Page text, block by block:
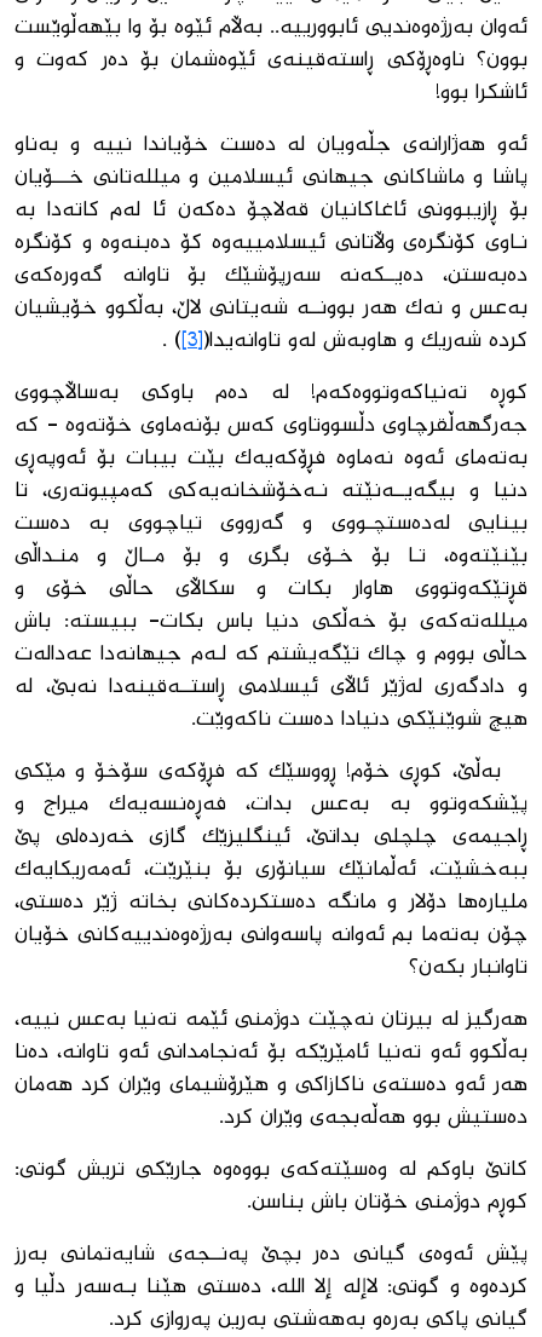
ئه‌وان به‌رژه‌وه‌ندیى ئابوورییه‌.. به‌ڵام ئێوه‌ بۆ وا بێهه‌ڵوێست
بوون؟ ناوه‌ڕۆكى ڕاسته‌قینه‌ى ئێوه‌شمان بۆ ده‌ر كه‌وت و
ئاشكرا بوو!
ئه‌و هه‌ژارانه‌ى جڵه‌ویان له ‌ده‌ست خۆیاندا نییه‌ و به‌ناو
پاشا و ماشاكانى جیهانى ئیسلامین و میلله‌تانى خـــۆیان
بۆ ڕازیبوونى ئاغاكانیان قه‌لاچۆ ده‌كه‌ن ئا له‌م كاته‌دا به
‌نـاوى كۆنگره‌ى وڵاتانى ئیسلامییه‌وه‌ كۆ ده‌بنه‌وه‌ و كۆنگره‌
ده‌به‌ستن، ده‌یــكه‌نه‌ سه‌رپۆشێك بۆ تاوانه‌ گه‌وره‌كه‌ى
به‌عس و نه‌ك هه‌ر بوونــه‌ شه‌یتانى لاڵ، به‌ڵكوو خۆیشیان
كرده‌ شه‌ریك و هاوبه‌ش له‌و تاوانه‌یدا([3]
) .
كوڕه‌ ته‌نیاكه‌وتووه‌كه‌م! له ‌ده‌م باوكى به‌ساڵاچووى
جه‌رگهه‌ڵقرچاوى دڵسووتاوى كه‌س بۆنه‌ماوى خۆته‌وه‌ - كه
‌به‌ته‌ماى ئه‌وه‌ نه‌ماوه‌ فڕۆكه‌یه‌ك بێت بیبات بۆ ئه‌وپه‌ڕى
دنیا و بیگه‌یــه‌نێته‌ نـه‌خۆشخانه‌یه‌كى كه‌مپیوته‌رى، تا
بینایى له‌ده‌ستچـووى و گه‌رووى تیاچووى به‌ ده‌ست
بێنێته‌وه‌، تـا بۆ خـۆى بگرى و بۆ مــاڵ و منـداڵى
قڕتێكه‌وتووى هاوار بكات و سكاڵاى حاڵى خۆى و
میلله‌ته‌كه‌ى بۆ خه‌ڵكى دنیا باس بكات- ببیسته‌: باش
حاڵى بووم و چاك تێگه‌یشتم كه‌ لـه‌م جیهانه‌دا عه‌داله‌ت
و دادگه‌رى له‌ژێر ئاڵاى ئیسلامى ڕاستــه‌قینه‌دا نه‌بێ، له‌
هیچ شوێنێكى دنیادا ده‌ست ناكه‌وێت.
به‌ڵێ، كوڕى خۆم! ڕووسێك كه ‌فڕۆكه‌ى سۆخۆ و مێكى
پێشكه‌وتوو به‌ به‌عس بدات، فه‌ڕه‌نسه‌یه‌ك میراج و
ڕاجیمه‌ى چلچلى بداتێ، ئینگلیزێک گازى خه‌رده‌لى پێ
ببه‌خشێت، ئه‌ڵمانێك سیانۆرى بۆ بنێرێت، ئه‌مه‌ریكایه‌ك
ملیاره‌ها دۆلار و مانگه‌ ده‌ستكرده‌كانى بخاته‌ ژێر ده‌ستى،
چۆن به‌ته‌ما بم ئه‌وانه‌ پاسه‌وانى به‌رژه‌وه‌ندییه‌كانى خۆیان
تاوانبار بكه‌ن؟
هه‌رگیز له ‌بیرتان نه‌چێت دوژمنى ئێمه‌ ته‌نیا به‌عس نییه‌،
به‌ڵكوو ئه‌و ته‌نیا ئامێرێكه‌ بۆ ئه‌نجامدانى ئه‌و تاوانه‌، ده‌نا
هه‌ر ئه‌و ده‌سته‌ى نا‌کازاكى و هێرۆشیماى وێران كرد هه‌مان
ده‌ستیش بوو هه‌ڵه‌بجه‌ى وێران كرد.
كاتێ باوكم له ‌وه‌سێته‌كه‌ى بووه‌وه‌ جارێكى تریش گوتى:
كوڕم دوژمنى خۆتان باش بناسن.
پێش ئه‌وه‌ى گیانى ده‌ر بچێ په‌نــجه‌ى شایه‌تمانى به‌رز
كرده‌وه ‌و گوتى: لاإله إلا الله، ده‌ستى هێنا بـه‌سه‌ر دڵیا و
گیانى پاكى به‌ره‌و به‌هه‌شتى به‌رین په‌روازى كرد.